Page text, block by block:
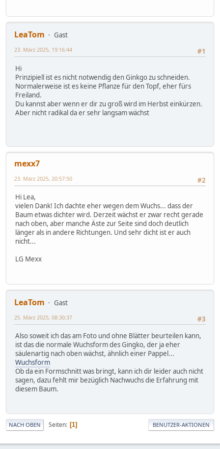
LeaTom
Gast
#1
23. März 2025, 19:16:44
Hi
Prinzipiell ist es nicht notwendig den Ginkgo zu schneiden.
Normalerweise ist es keine Pflanze für den Topf, eher fürs
Freiland.
Du kannst aber wenn er dir zu groß wird im Herbst einkürzen.
Aber nicht radikal da er sehr langsam wächst
mexx7
#2
23. März 2025, 20:57:50
Hi Lea,
vielen Dank! Ich dachte eher wegen dem Wuchs... dass der
Baum etwas dichter wird. Derzeit wächst er zwar recht gerade
nach oben, aber manche Äste zur Seite sind doch deutlich
länger als in andere Richtungen. Und sehr dicht ist er auch
nicht...
LG Mexx
LeaTom
Gast
#3
25. März 2025, 08:30:37
Also soweit ich das am Foto und ohne Blätter beurteilen kann,
ist das die normale Wuchsform des Gingko, der ja eher
säulenartig nach oben wächst, ähnlich einer Pappel...
Wuchsform
Ob da ein Formschnitt was bringt, kann ich dir leider auch nicht
sagen, dazu fehlt mir bezüglich Nachwuchs die Erfahrung mit
diesem Baum.
NACH OBEN Seiten 1 BENUTZER-AKTIONEN